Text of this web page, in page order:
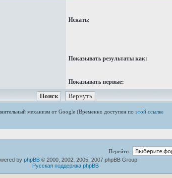
Искать:
Показывать результаты как:
Показывать первые:
механизм от Google (Временно доступен по этой ссылке
Перейти:
by phpBB © 2000, 2002, 2005, 2007 phpBB Group
Русская поддержка phpBB